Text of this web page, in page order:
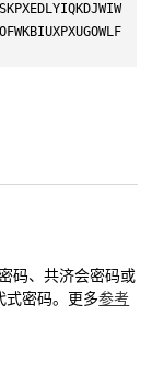
码、共济会密码或
式密码。更多参考